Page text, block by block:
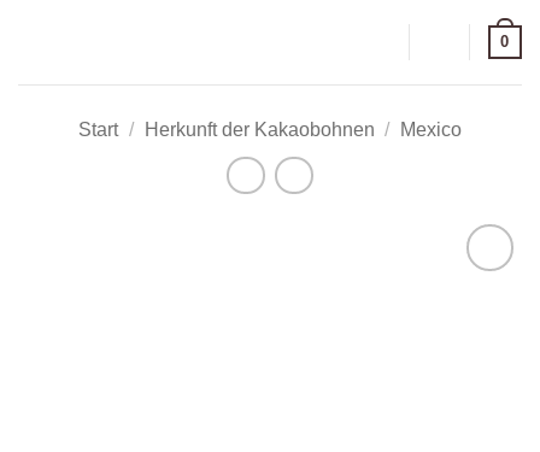
0
Start / Herkunft der Kakaobohnen / Mexico